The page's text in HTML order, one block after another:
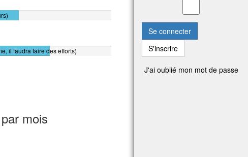
il faudra faire des efforts)
mois
Se connecter
S'inscrire
J'ai oublié mon mot de passe